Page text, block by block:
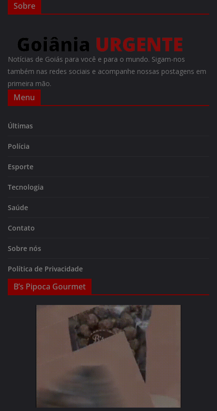
Sobre
Notícias de Goiás para você e para o mundo. Sigam-nos
também nas redes sociais e acompanhe nossas postagens em
primeira mão.
Menu
Últimas
Polícia
Esporte
Tecnologia
Saúde
Contato
Sobre nós
Política de Privacidade
B’s Pipoca Gourmet